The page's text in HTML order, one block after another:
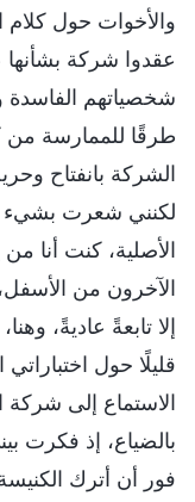
والأخوات حول كلام
عقدوا شركة بشأنها
شخصياتهم الفاسدة
طرقًا للممارسة من
الشركة بانفتاح
لكنني شعرت بشيء
الأصلية، كنت أنا
الآخرون من
إلا تابعةً عاديةً،
قليلًا حول
الاستماع إلى
بالضياع، إذ فكرت
فور أن أترك